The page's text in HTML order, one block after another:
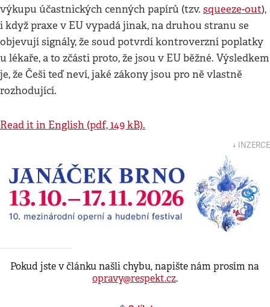
výkupu účastnických cenných papírů (tzv. squeeze-out),
i když praxe v EU vypadá jinak, na druhou stranu se
objevují signály, že soud potvrdí kontroverzní poplatky
u lékaře, a to zčásti proto, že jsou v EU běžné. Výsledkem
je, že Češi teď neví, jaké zákony jsou pro ně vlastně
rozhodující.
Read it in English (pdf, 149 kB).
↓ INZERCE
Pokud jste v článku našli chybu, napište nám prosím na
opravy@respekt.cz.